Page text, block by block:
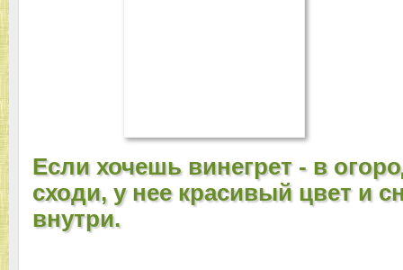
Если хочешь винегрет - в
сходи, у нее красивый цвет и
внутри.